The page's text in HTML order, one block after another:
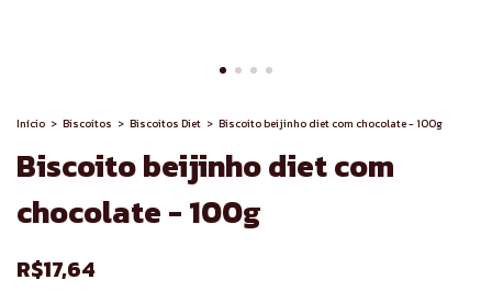
Início > Biscoitos > Biscoitos Diet > Biscoito beijinho diet com chocolate - 100g
Biscoito beijinho diet com
chocolate - 100g
R$17,64